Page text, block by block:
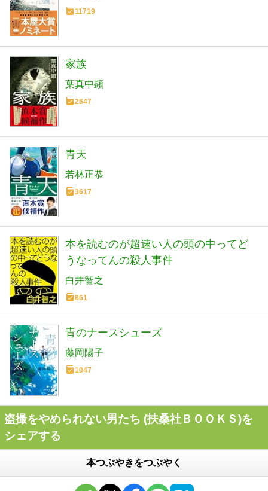
11719
家族
葉真中顕
2647
青天
若林正恭
3617
本を読むのが超速い人の頭の中ってど
うなってんの殺人事件
白井智之
861
青のナースシューズ
藤岡陽子
1047
盗撮をやめられない男たち (扶桑社ＢＯＯＫＳ)を
シェアする
本つぶやきをつぶやく